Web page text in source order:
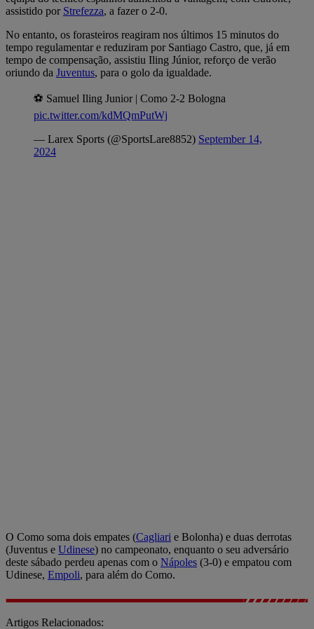
assistido por Strefezza, a fazer o 2-0.
No entanto, os forasteiros reagiram nos últimos 15 minutos do
tempo regulamentar e reduziram por Santiago Castro, que, já em
tempo de compensação, assistiu Iling Júnior, reforço de verão
oriundo da Juventus, para o golo da igualdade.
⚽️ Samuel Iling Junior | Como 2-2 Bologna
pic.twitter.com/kdMQmPutWj
— Larex Sports (@SportsLare8852) September 14,
2024
O Como soma dois empates (Cagliari e Bolonha) e duas derrotas
(Juventus e Udinese) no campeonato, enquanto o seu adversário
deste sábado perdeu apenas com o Nápoles (3-0) e empatou com
Udinese, Empoli, para além do Como.
Artigos Relacionados: